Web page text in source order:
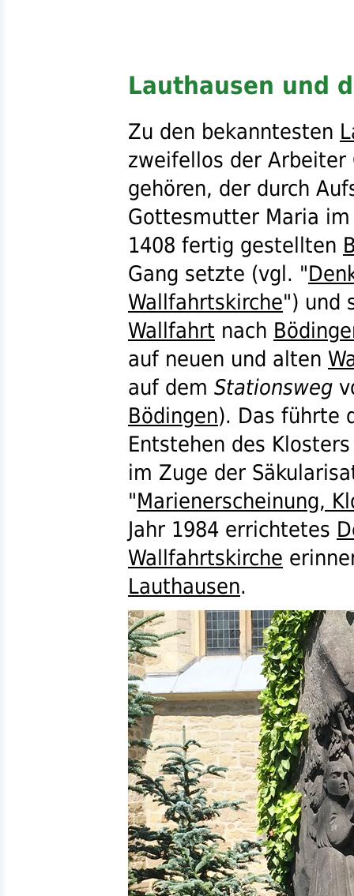
Lauthausen und
Zu den bekanntesten
zweifellos der
gehören, der durch
Gottesmutter Maria
1408 fertig gestellten
Gang setzte (vgl. "
Wallfahrtskirche") und
Wallfahrt nach
auf neuen und alten
auf dem Stationsweg
Bödingen). Das führte
Entstehen des
im Zuge der
"Marienerscheinung,
Jahr 1984 errichtetes
Wallfahrtskirche
Lauthausen.